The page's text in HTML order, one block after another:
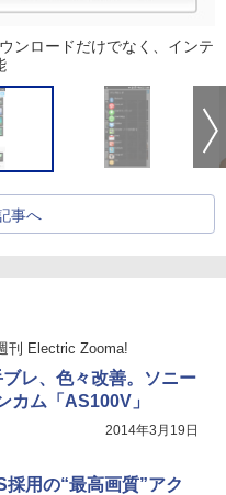
ンロードだけでなく、インテ
事へ
刊 Electric Zooma!
レ、色々改善。ソニー
カム「AS100V」
2014年3月19日
採用の“最高画質”アク